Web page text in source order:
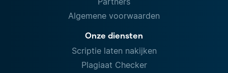
Algemene voorwaarden
Onze diensten
Scriptie laten nakijken
Plagiaat Checker